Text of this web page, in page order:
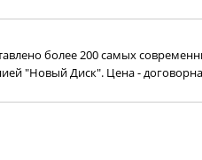
более 200 самых
"Новый Диск". Цена -